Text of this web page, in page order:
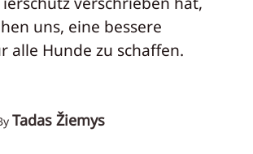
uns, eine bessere
alle Hunde zu schaffen.
Tadas Žiemys